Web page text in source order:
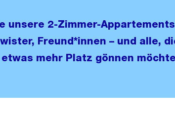
unsere 2-Zimmer-
Freund*innen – und alle,
mehr Platz gönnen